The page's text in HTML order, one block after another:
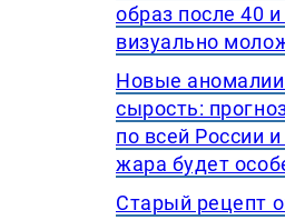
образ после 40
визуально
Новые аномалии
сырость:
по всей России
жара будет
Старый рецепт